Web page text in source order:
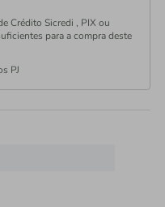
Crédito Sicredi , PIX ou
para a compra deste
PJ